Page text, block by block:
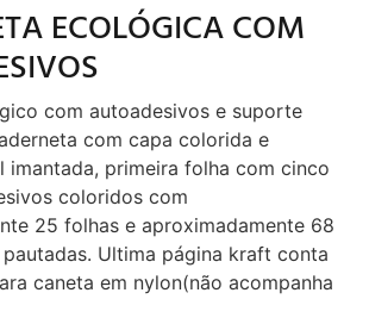
ECOLÓGICA COM
com autoadesivos e suporte
com capa colorida e
imantada, primeira folha com cinco
coloridos com
25 folhas e aproximadamente 68
Ultima página kraft conta
caneta em nylon(não acompanha